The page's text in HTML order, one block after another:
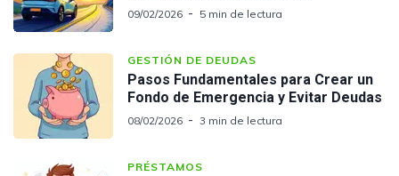
09/02/2026 5 min de lectura
GESTIÓN DE DEUDAS
Pasos Fundamentales para Crear un
Fondo de Emergencia y Evitar Deudas
08/02/2026 3 min de lectura
PRÉSTAMOS